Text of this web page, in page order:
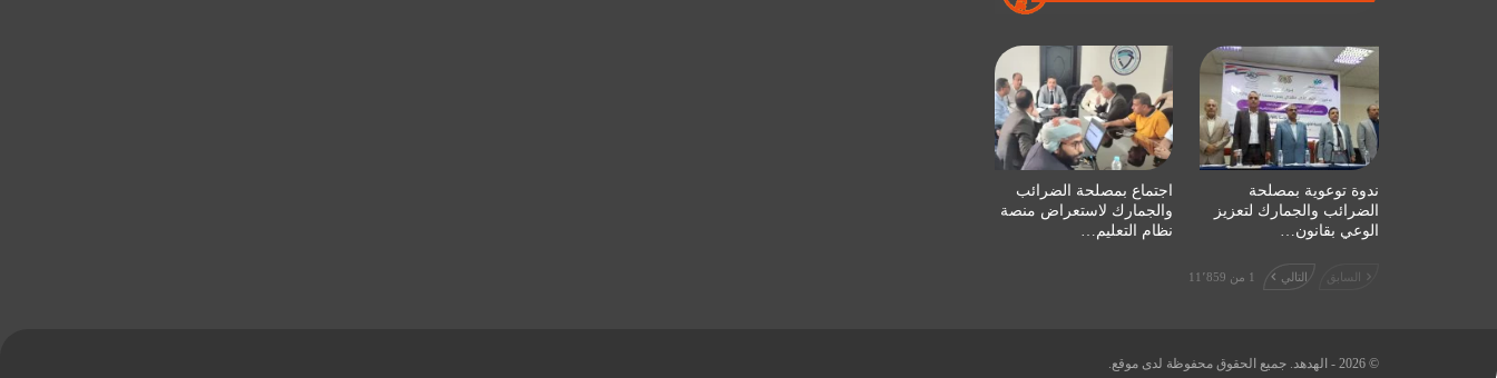
ندوة توعوية بمصلحة
الضرائب والجمارك لتعزيز
الوعي بقانون…
اجتماع بمصلحة الضرائب
والجمارك لاستعراض منصة
نظام التعليم…
السابق التالي 1 من 11٬859
© 2026 - الهدهد. جميع الحقوق محفوظة لدى موقع.